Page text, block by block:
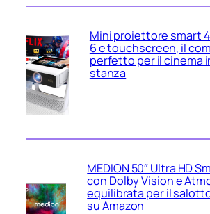
Mini proiettore smart
6 e touchscreen, il
perfetto per il cinema
stanza
MEDION 50″ Ultra HD
con Dolby Vision e
equilibrata per il
su Amazon